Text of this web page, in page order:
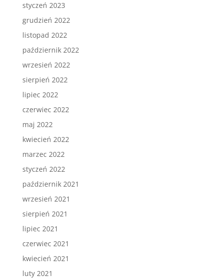
styczeń 2023
grudzień 2022
listopad 2022
październik 2022
wrzesień 2022
sierpień 2022
lipiec 2022
czerwiec 2022
maj 2022
kwiecień 2022
marzec 2022
styczeń 2022
październik 2021
wrzesień 2021
sierpień 2021
lipiec 2021
czerwiec 2021
kwiecień 2021
luty 2021